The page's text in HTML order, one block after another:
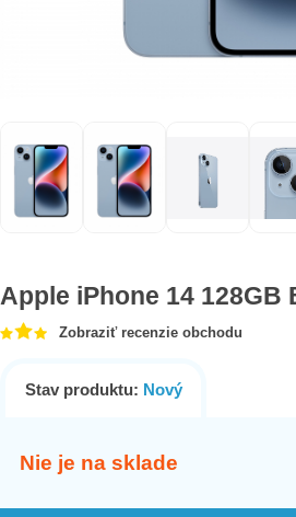
Apple iPhone 14 128GB
Zobraziť recenzie obchodu
Stav produktu: Nový
Nie je na sklade